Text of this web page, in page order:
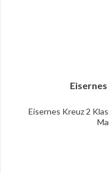
Eisernes Kreuz 2